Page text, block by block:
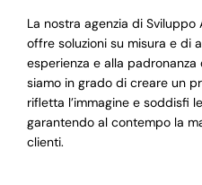
La nostra agenzia di
offre soluzioni su misura e di
esperienza e alla
siamo in grado di creare un
rifletta l’immagine e soddisfi
garantendo al contempo la
clienti.